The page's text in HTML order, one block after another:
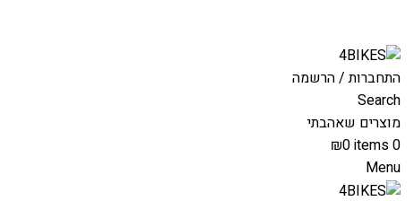
התחברות / הרשמה
Search
מוצרים שאהבתי
0
items
₪0
Menu